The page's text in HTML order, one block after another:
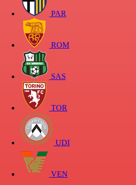
PAR
ROM
SAS
TOR
UDI
VEN